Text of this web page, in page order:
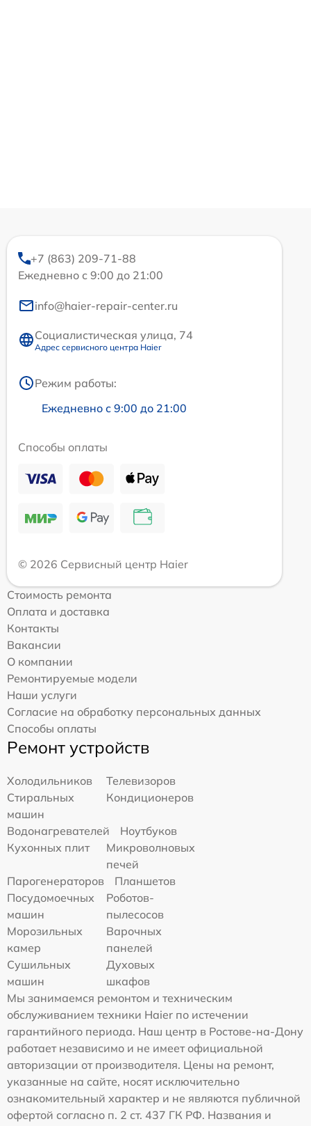
+7 (863) 209-71-88
Ежедневно с 9:00 до 21:00
info@haier-repair-center.ru
Социалистическая улица, 74
Адрес сервисного центра Haier
Режим работы:
Ежедневно с 9:00 до 21:00
Способы оплаты
© 2026 Сервисный центр Haier
Стоимость ремонта
Оплата и доставка
Контакты
Вакансии
О компании
Ремонтируемые модели
Наши услуги
Согласие на обработку персональных данных
Способы оплаты
Ремонт устройств
Холодильников
Телевизоров
Стиральных
машин
Кондиционеров
Водонагревателей
Ноутбуков
Кухонных плит
Микроволновых
печей
Парогенераторов
Планшетов
Посудомоечных
машин
Роботов-
пылесосов
Морозильных
камер
Варочных
панелей
Сушильных
машин
Духовых
шкафов
Мы занимаемся ремонтом и техническим
обслуживанием техники Haier по истечении
гарантийного периода. Наш центр в Ростове-на-Дону
работает независимо и не имеет официальной
авторизации от производителя. Цены на ремонт,
указанные на сайте, носят исключительно
ознакомительный характер и не являются публичной
офертой согласно п. 2 ст. 437 ГК РФ. Названия и